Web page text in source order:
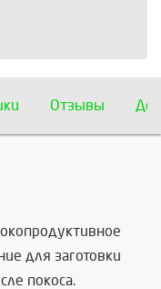
Отзывы
для заготовки
покоса.